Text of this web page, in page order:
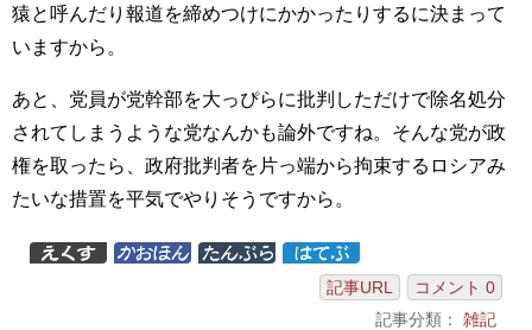
猿と呼んだり報道を締めつけにかかったりするに決まって
いますから。
あと、党員が党幹部を大っぴらに批判しただけで除名処分
されてしまうような党なんかも論外ですね。そんな党が政
権を取ったら、政府批判者を片っ端から拘束するロシアみ
たいな措置を平気でやりそうですから。
記事URL
コメント 0
記事分類： 雑記